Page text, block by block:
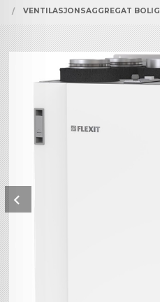
VENTILASJONSAGGREGAT BOLIG